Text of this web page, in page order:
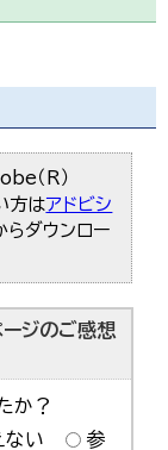
（R）
方はアドビシ
らダウンロー
ージのご感想
か？
ない
参